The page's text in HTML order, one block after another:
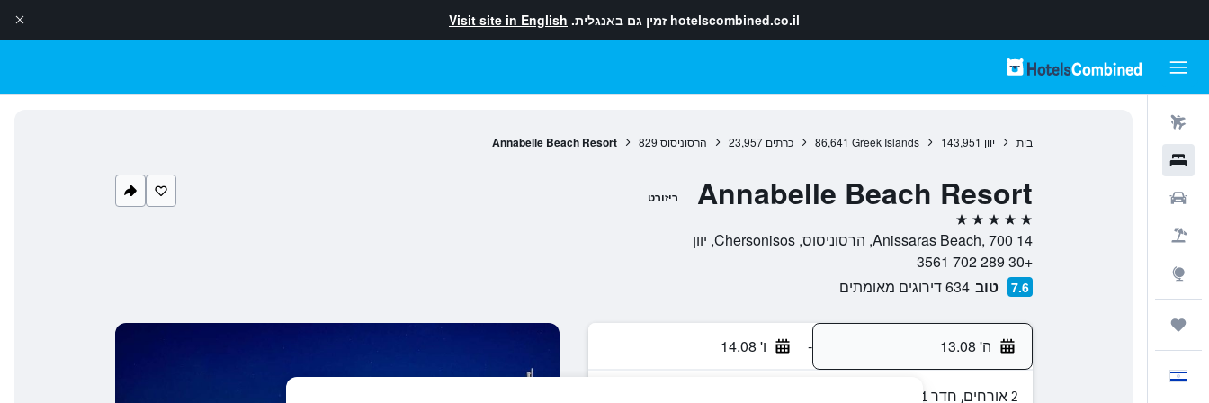
hotelscombined.co.il זמין גם באנגלית. Visit site in English
בית יוון 143,951
Greek Islands
86,641 כרתים 23,957 הרסוניסוס 829
Annabelle Beach Resort
Annabelle Beach Resort ריזורט
5 כוכבים
Anissaras Beach, 700 14, הרסוניסוס, Chersonisos, יוון
+30 289 702 3561
7.6 טוב 634 דירוגים מאומתים
ה' 13.08 - ו' 14.08
2 אורחים, חדר 1